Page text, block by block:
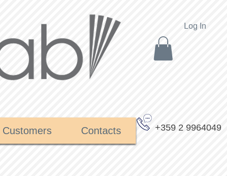
Log In
Customers Contacts +359 2 9964049